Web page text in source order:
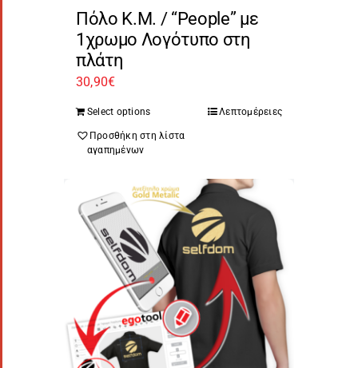
Πόλο Κ.Μ. / “People” με
1χρωμο Λογότυπο στη
πλάτη
30,90€
Select options Λεπτομέρειες
Προσθήκη στη λίστα
αγαπημένων